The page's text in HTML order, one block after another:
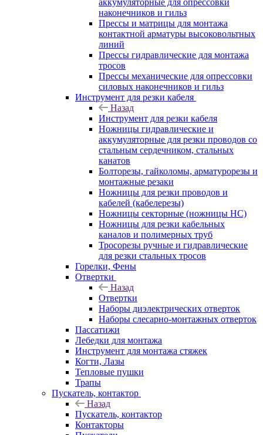
аккумуляторные для опрессовки
наконечников и гильз
Прессы и матрицы для монтажа
контактной арматуры высоковольтных
линий
Прессы гидравлические для монтажа
тросов
Прессы механические для опрессовки
силовых наконечников и гильз
Инструмент для резки кабеля
Назад
Инструмент для резки кабеля
Ножницы гидравлические и
аккумуляторные для резки проводов со
стальным сердечником, стальных
канатов
Болторезы, гайколомы, арматурорезы и
монтажные резаки
Ножницы для резки проводов и
кабелей (кабелерезы)
Ножницы секторные (ножницы НС)
Ножницы для резки кабельных
каналов и полимерных труб
Тросорезы ручные и гидравлические
для резки стальных тросов
Горелки, Фены
Отвертки
Назад
Отвертки
Наборы диэлектрических отверток
Наборы слесарно-монтажных отверток
Пассатижи
Лебедки для монтажа
Инструмент для монтажа стяжек
Когти, Лазы
Тепловые пушки
Трапы
Пускатель, контактор
Назад
Пускатель, контактор
Контакторы